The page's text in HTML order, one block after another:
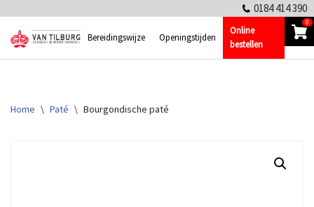
Ga
0184 414 390
Bereidingswijze Openingstijden
Online
bestellen
0
Home \ Paté \ Bourgondische paté